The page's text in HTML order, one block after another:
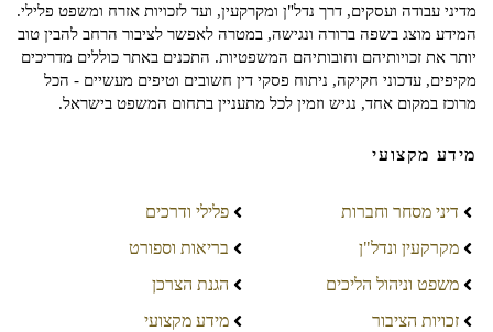
מדיני עבודה ועסקים, דרך נדל"ן ומקרקעין, ועד לזכויות אזרח ומשפט פלילי.
המידע מוצג בשפה ברורה ונגישה, במטרה לאפשר לציבור הרחב להבין טוב
יותר את זכויותיהם וחובותיהם המשפטיות. התכנים באתר כוללים מדריכים
מקיפים, עדכוני חקיקה, ניתוח פסקי דין חשובים וטיפים מעשיים - הכל
מרוכז במקום אחד, נגיש וזמין לכל מתעניין בתחום המשפט בישראל.
מידע מקצועי
דיני מסחר וחברות
מקרקעין ונדל"ן
משפט וניהול הליכים
זכויות הציבור
פלילי ודרכים
בריאות וספורט
הגנת הצרכן
מידע מקצועי